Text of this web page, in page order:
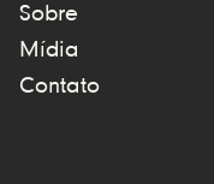
Sobre
Mídia
Contato